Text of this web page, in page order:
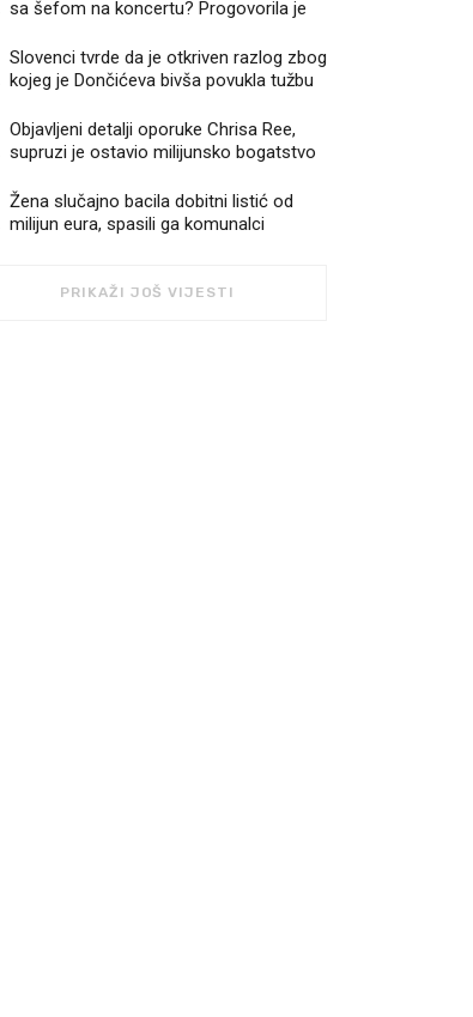
sa šefom na koncertu? Progovorila je
Slovenci tvrde da je otkriven razlog zbog
kojeg je Dončićeva bivša povukla tužbu
Objavljeni detalji oporuke Chrisa Ree,
supruzi je ostavio milijunsko bogatstvo
Žena slučajno bacila dobitni listić od
milijun eura, spasili ga komunalci
PRIKAŽI JOŠ VIJESTI